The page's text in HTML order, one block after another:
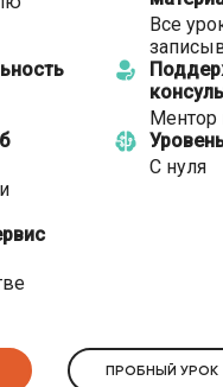
Все
Ментор
С нуля
ПРОБНЫЙ УРОК